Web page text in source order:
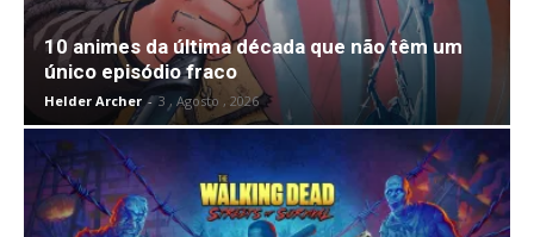
10 animes da última década que não têm um
único episódio fraco
Helder Archer - 3 , Agosto , 2026